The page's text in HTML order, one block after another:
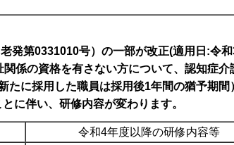
発第0331010号）の一部が改正(適用日:令
係の資格を有さない方について、認知症介
たに採用した職員は採用後1年間の猶予期間
に伴い、研修内容が変わります。
令和4年度以降の研修内容等